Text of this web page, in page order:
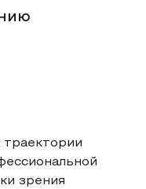
траектории
зрения